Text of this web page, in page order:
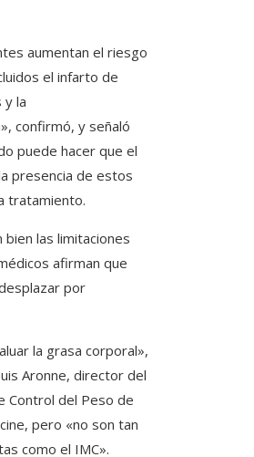
aumentan el riesgo
el infarto de
y la
confirmó, y señaló
puede hacer que el
presencia de estos
tratamiento.
bien las limitaciones
afirman que
por
la grasa corporal»,
Aronne, director del
Control del Peso de
pero «no son tan
como el IMC».